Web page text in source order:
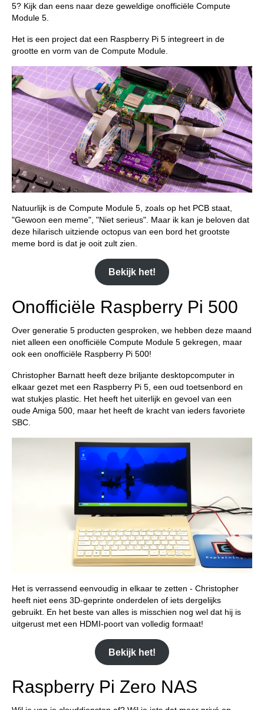
5? Kijk dan eens naar deze geweldige onofficiële Compute
Module 5.
Het is een project dat een Raspberry Pi 5 integreert in de
grootte en vorm van de Compute Module.
Natuurlijk is de Compute Module 5, zoals op het PCB staat,
"Gewoon een meme", "Niet serieus". Maar ik kan je beloven dat
deze hilarisch uitziende octopus van een bord het grootste
meme bord is dat je ooit zult zien.
Bekijk het!
Onofficiële Raspberry Pi 500
Over generatie 5 producten gesproken, we hebben deze maand
niet alleen een onofficiële Compute Module 5 gekregen, maar
ook een onofficiële Raspberry Pi 500!
Christopher Barnatt heeft deze briljante desktopcomputer in
elkaar gezet met een Raspberry Pi 5, een oud toetsenbord en
wat stukjes plastic. Het heeft het uiterlijk en gevoel van een
oude Amiga 500, maar het heeft de kracht van ieders favoriete
SBC.
Het is verrassend eenvoudig in elkaar te zetten - Christopher
heeft niet eens 3D-geprinte onderdelen of iets dergelijks
gebruikt. En het beste van alles is misschien nog wel dat hij is
uitgerust met een HDMI-poort van volledig formaat!
Bekijk het!
Raspberry Pi Zero NAS